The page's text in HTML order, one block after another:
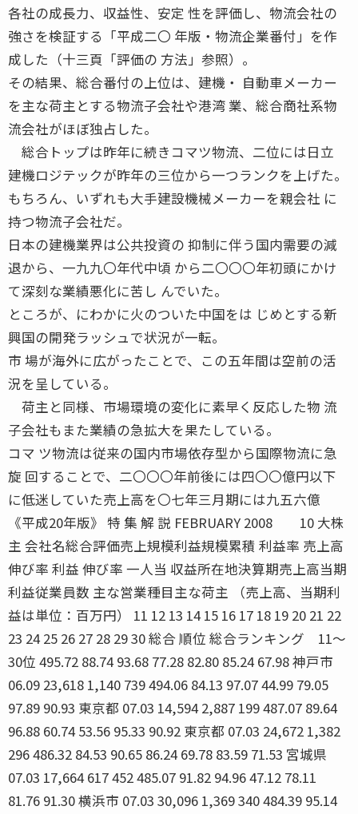
各社の成長力、収益性、安定 性を評価し、物流会社の
強さを検証する「平成二〇 年版・物流企業番付」を作
成した（十三頁「評価の 方法」参照）。
その結果、総合番付の上位は、建機・ 自動車メーカー
を主な荷主とする物流子会社や港湾 業、総合商社系物
流会社がほぼ独占した。
総合トップは昨年に続きコマツ物流、二位には日立
建機ロジテックが昨年の三位から一つランクを上げた。
もちろん、いずれも大手建設機械メーカーを親会社 に
持つ物流子会社だ。
日本の建機業界は公共投資の 抑制に伴う国内需要の減
退から、一九九〇年代中頃 から二〇〇〇年初頭にかけ
て深刻な業績悪化に苦し んでいた。
ところが、にわかに火のついた中国をは じめとする新
興国の開発ラッシュで状況が一転。
市 場が海外に広がったことで、この五年間は空前の活
況を呈している。
荷主と同様、市場環境の変化に素早く反応した物 流
子会社もまた業績の急拡大を果たしている。
コマ ツ物流は従来の国内市場依存型から国際物流に急
旋 回することで、二〇〇〇年前後には四〇〇億円以下
に低迷していた売上高を〇七年三月期には九五六億
《平成20年版》 特 集 解 説 FEBRUARY 2008 10 大株
主 会社名総合評価売上規模利益規模累積 利益率 売上高
伸び率 利益 伸び率 一人当 収益所在地決算期売上高当期
利益従業員数 主な営業種目主な荷主 （売上高、当期利
益は単位：百万円） 11 12 13 14 15 16 17 18 19 20 21 22
23 24 25 26 27 28 29 30 総合 順位 総合ランキング 11〜
30位 495.72 88.74 93.68 77.28 82.80 85.24 67.98 神戸市
06.09 23,618 1,140 739 494.06 84.13 97.07 44.99 79.05
97.89 90.93 東京都 07.03 14,594 2,887 199 487.07 89.64
96.88 60.74 53.56 95.33 90.92 東京都 07.03 24,672 1,382
296 486.32 84.53 90.65 86.24 69.78 83.59 71.53 宮城県
07.03 17,664 617 452 485.07 91.82 94.96 47.12 78.11
81.76 91.30 横浜市 07.03 30,096 1,369 340 484.39 95.14